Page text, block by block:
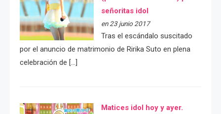
señoritas idol
en 23 junio 2017
Tras el escándalo suscitado
por el anuncio de matrimonio de Ririka Suto en plena
celebración de […]
Matices idol hoy y ayer.